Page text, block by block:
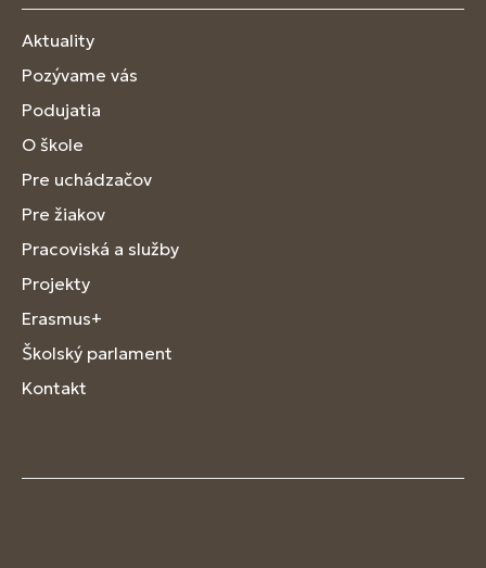
Aktuality
Pozývame vás
Podujatia
O škole
Pre uchádzačov
Pre žiakov
Pracoviská a služby
Projekty
Erasmus+
Školský parlament
Kontakt